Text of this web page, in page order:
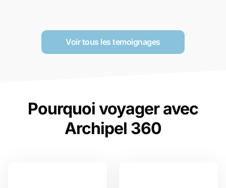
Voir tous les temoignages
Pourquoi voyager avec
Archipel 360